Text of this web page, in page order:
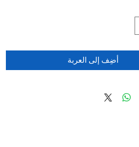
أضِف إلى العربة